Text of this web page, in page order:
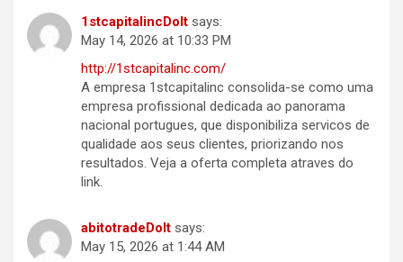
1stcapitalincDoIt says:
May 14, 2026 at 10:33 PM
http://1stcapitalinc.com/
A empresa 1stcapitalinc consolida-se como uma
empresa profissional dedicada ao panorama
nacional portugues, que disponibiliza servicos de
qualidade aos seus clientes, priorizando nos
resultados. Veja a oferta completa atraves do
link.
abitotradeDoIt says:
May 15, 2026 at 1:44 AM